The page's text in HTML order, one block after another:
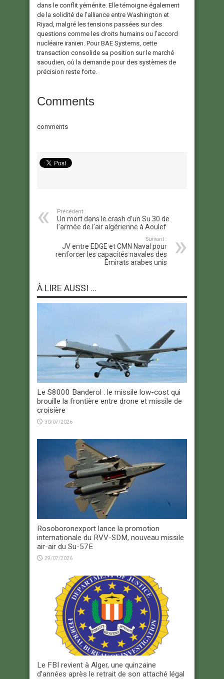
dans le conflit yéménite. Elle témoigne également
de la solidité de l’alliance entre Washington et
Riyad, malgré les tensions passées sur des
questions comme les droits humains ou l’accord
nucléaire iranien. Pour BAE Systems, cette
transaction consolide sa position sur le marché
saoudien, où la demande pour des systèmes de
précision reste forte.
Comments
comments
Précédent :
Un mort dans le crash d’un Su 30 de
l’armée de l’air algérienne à Aoulef
Suivant :
JV entre EDGE et CMN Naval pour
renforcer les capacités navales des
Émirats arabes unis
À LIRE AUSSI ...
Le S8000 Banderol : le missile low-cost qui
brouille la frontière entre drone et missile de
croisière
30/07/2026
Rosoboronexport lance la promotion
internationale du RVV-SDM, nouveau missile
air-air du Su-57E
29/07/2026
Le FBI revient à Alger, une quinzaine
d’années après le retrait de son attaché légal